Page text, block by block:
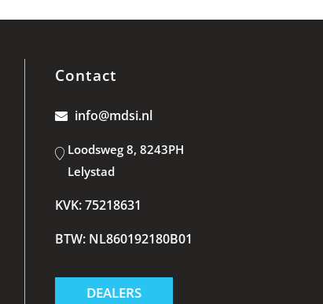
Contact
info@mdsi.nl
Loodsweg 8, 8243PH
Lelystad
KVK: 75218631
BTW: NL860192180B01
DEALERS